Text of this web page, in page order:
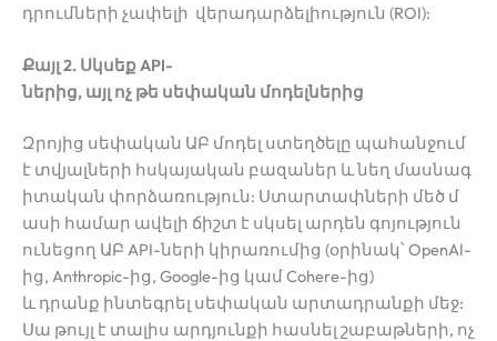
դրումների չափելի վերադարձելիություն (ROI):
Քայլ 2. Սկսեք API-
ներից, այլ ոչ թե սեփական մոդելներից
Զրոյից սեփական ԱԲ մոդել ստեղծելը պահանջում
է տվյալների հսկայական բազաներ և նեղ մասնագ
իտական փորձառություն: Ստարտափների մեծ մ
ասի համար ավելի ճիշտ է սկսել արդեն գոյություն
ունեցող ԱԲ API-ների կիրառումից (օրինակ՝ OpenAI-
ից, Anthropic-ից, Google-ից կամ Cohere-ից)
և դրանք ինտեգրել սեփական արտադրանքի մեջ:
Սա թույլ է տալիս արդյունքի հասնել շաբաթների, ոչ